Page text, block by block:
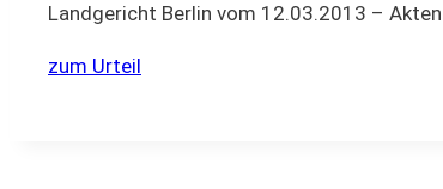
Landgericht Berlin vom 12.03.2013 –
zum Urteil